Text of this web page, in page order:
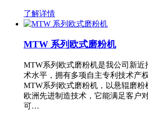
了解详情
MTW 系列欧式磨粉机
MTW系列欧式磨粉机是我公司新近
术水平，拥有多项自主专利技术产
MTW系列欧式磨粉机，以悬辊磨粉
欧洲先进制造技术，它能满足客户
可…